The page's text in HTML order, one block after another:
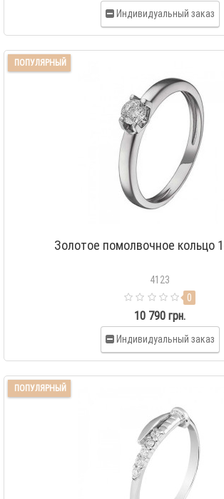
Индивидуальный заказ
ПОПУЛЯРНЫЙ
Золотое помолвочное кольцо
4123
0
10 790 грн.
Индивидуальный заказ
ПОПУЛЯРНЫЙ